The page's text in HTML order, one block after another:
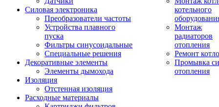
Силовая электроника
Преобразователи частоты
Устройства плавного
пуска
Фильтры синусоидальные
Специальные решения
Декоративные элементы
Элементы дымохода
Изоляция
Отстенная изоляция
Расходные материалы
котельного
Монтаж
радиаторов
отопления
Ремонт
Промывка
отопления